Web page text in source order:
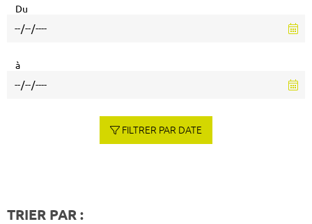
Du
à
FILTRER PAR DATE
TRIER PAR :